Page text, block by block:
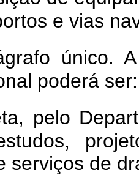
e vias
único.
poderá ser:
pelo
serviços de